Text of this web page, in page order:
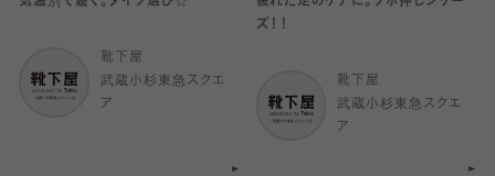
靴下屋
武蔵小杉東急スクエ
ア
ズ！！
靴下屋
武蔵小杉東急スクエ
ア